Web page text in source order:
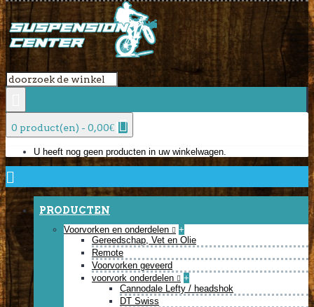
0 product(en) - 0,00€
U heeft nog geen producten in uw winkelwagen.
PRODUCTEN
Voorvorken en onderdelen
+
Gereedschap, Vet en Olie
Remote
Voorvorken geveerd
voorvork onderdelen
+
Cannodale Lefty / headshok
DT Swiss